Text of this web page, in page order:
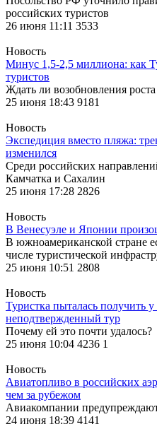
российских туристов
26 июня 11:11 3533
Новость
Минус 1,5-2,5 миллиона: как
туристов
Ждать ли возобновления
25 июня 18:43 9181
Новость
Экспедиция вместо пляжа:
изменился
Среди российских
Камчатка и Сахалин
25 июня 17:28 2826
Новость
В Венесуэле и Японии
В южноамериканской стране
числе туристической
25 июня 10:51 2808
Новость
Туристка пыталась получить
неподтвержденный тур
Почему ей это почти удалось?
25 июня 10:04 4236 1
Новость
Авиатопливо в российских
чем за рубежом
Авиакомпании
24 июня 18:39 4141